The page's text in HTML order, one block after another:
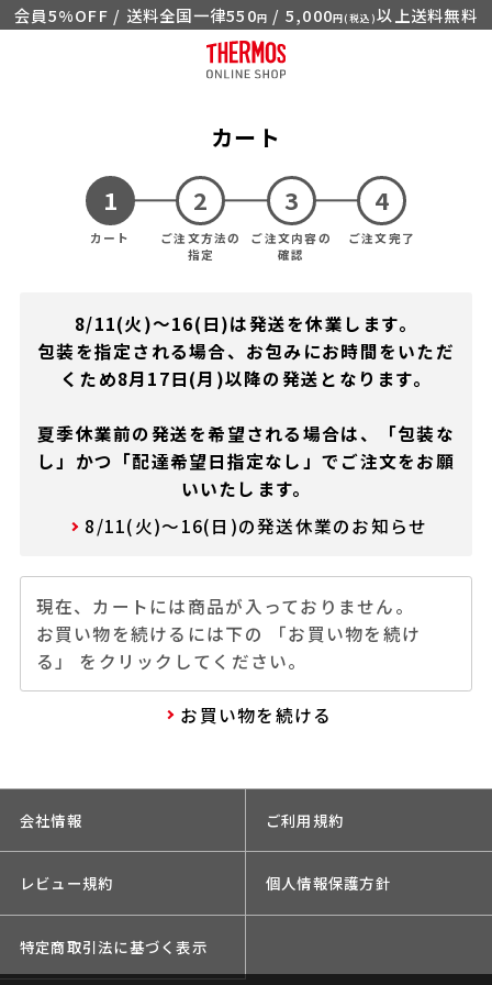
会員5%OFF / 送料全国一律550円 / 5,000円(税込)以上送料無料
カート
カート
ご注文方法の
指定
ご注文内容の
確認
ご注文完了
8/11(火)～16(日)は発送を休業します。
包装を指定される場合、お包みにお時間をいただ
くため8月17日(月)以降の発送となります。
夏季休業前の発送を希望される場合は、「包装な
し」かつ「配達希望日指定なし」でご注文をお願
いいたします。
8/11(火)～16(日)の発送休業のお知らせ
現在、カートには商品が入っておりません。
お買い物を続けるには下の 「お買い物を続け
る」 をクリックしてください。
お買い物を続ける
会社情報 ご利用規約
レビュー規約 個人情報保護方針
特定商取引法に基づく表示